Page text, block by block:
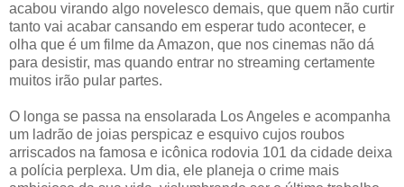
acabou virando algo novelesco demais, que quem não curtir
tanto vai acabar cansando em esperar tudo acontecer, e
olha que é um filme da Amazon, que nos cinemas não dá
para desistir, mas quando entrar no streaming certamente
muitos irão pular partes.
O longa se passa na ensolarada Los Angeles e acompanha
um ladrão de joias perspicaz e esquivo cujos roubos
arriscados na famosa e icônica rodovia 101 da cidade deixa
a polícia perplexa. Um dia, ele planeja o crime mais